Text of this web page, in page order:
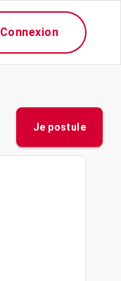
Connexion
Je postule